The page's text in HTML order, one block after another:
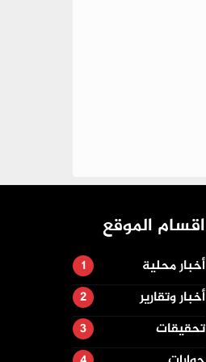
اقسام الموقع
أخبار محلية
أخبار وتقارير
تحقيقات